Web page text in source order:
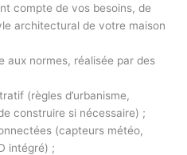
compte de vos besoins, de
architectural de votre maison
aux normes, réalisée par des
(règles d’urbanisme,
construire si nécessaire) ;
(capteurs météo,
intégré) ;